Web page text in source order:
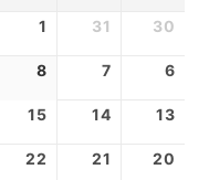
30
31
1
6
7
8
13
14
15
20
21
22